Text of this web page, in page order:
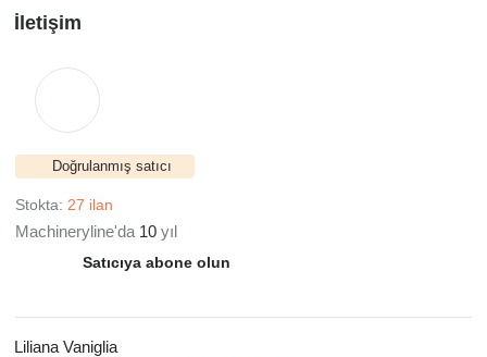
INSPECTION OF THE CRANE
We give support and assistance to the buyer by inspecting the
crane and checking the operating conditions regarding to the
safety of the equipment.
DRAFTING OF CONTRACTS/ CRANE DOCUMENTATION/
LETTER CREDITS
Sale-Purchase Contracts according to the requirements.
Verification of the legal state ofthe crane. Monitoring of Letter
LOGISTICS/ DELIVERY
İletişim
Doğrulanmış satıcı
Stokta: 27 ilan
Machineryline'da 10 yıl
Satıcıya abone olun
Liliana Vaniglia